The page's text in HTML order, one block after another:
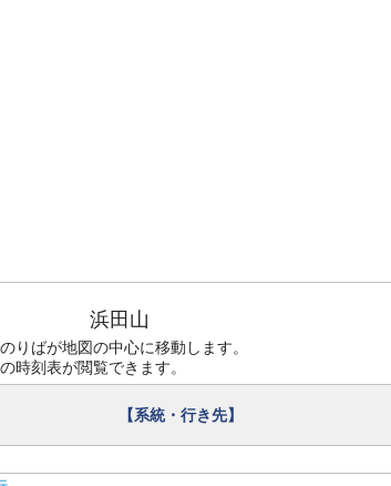
浜田山
りばが地図の中心に移動します。
時刻表が閲覧できます。
【系統・行き先】